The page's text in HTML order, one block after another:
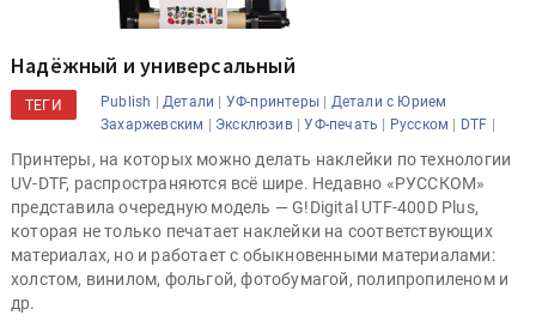
Надёжный и универсальный
ТЕГИ Publish | Детали | УФ-принтеры | Детали с Юрием
Захаржевским | Эксклюзив|УФ-печать | Русском | DTF |
Принтеры, на которых можно делать наклейки по технологии
UV-DTF, распространяются всё шире. Недавно «РУССКОМ»
представила очередную модель — G!Digital UTF-400D Plus,
которая не только печатает наклейки на соответствующих
материалах, но и работает с обыкновенными материалами:
холстом, винилом, фольгой, фотобумагой, полипропиленом и
др.